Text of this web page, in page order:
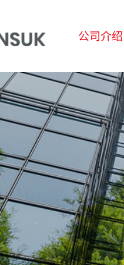
公司介绍
业务领域
生物能源
电池回收
塑料回收
R&D